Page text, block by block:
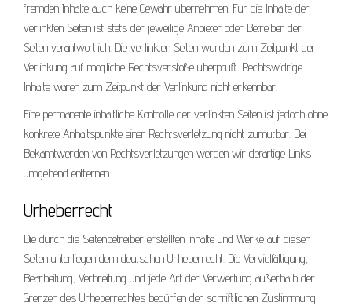
fremden Inhalte auch keine Gewähr übernehmen. Für die Inhalte der
verlinkten Seiten ist stets der jeweilige Anbieter oder Betreiber der
Seiten verantwortlich. Die verlinkten Seiten wurden zum Zeitpunkt der
Verlinkung auf mögliche Rechtsverstöße überprüft. Rechtswidrige
Inhalte waren zum Zeitpunkt der Verlinkung nicht erkennbar.
Eine permanente inhaltliche Kontrolle der verlinkten Seiten ist jedoch ohne
konkrete Anhaltspunkte einer Rechtsverletzung nicht zumutbar. Bei
Bekanntwerden von Rechtsverletzungen werden wir derartige Links
umgehend entfernen.
Urheberrecht
Die durch die Seitenbetreiber erstellten Inhalte und Werke auf diesen
Seiten unterliegen dem deutschen Urheberrecht. Die Vervielfältigung,
Bearbeitung, Verbreitung und jede Art der Verwertung außerhalb der
Grenzen des Urheberrechtes bedürfen der schriftlichen Zustimmung